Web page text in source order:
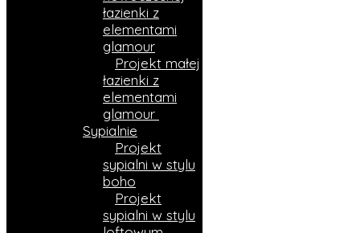
łazienki z
elementami
glamour
Projekt małej
łazienki z
elementami
glamour
Sypialnie
Projekt
sypialni w stylu
boho
Projekt
sypialni w stylu